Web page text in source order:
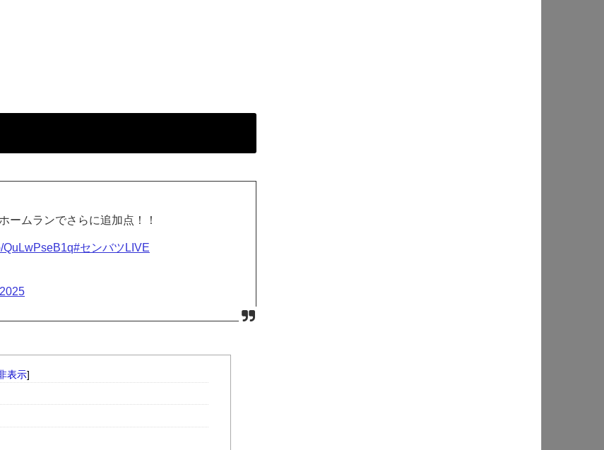
ームランでさらに追加点！！
QuLwPseB1q#センバツLIVE
表示]